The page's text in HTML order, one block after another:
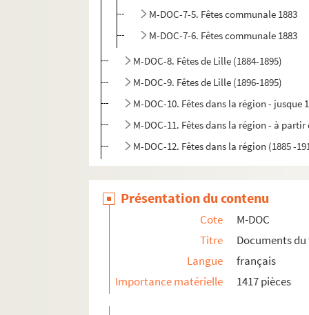
M-DOC-7-5. Fêtes communale 1883
M-DOC-7-6. Fêtes communale 1883
M-DOC-8. Fêtes de Lille (1884-1895)
M-DOC-9. Fêtes de Lille (1896-1895)
M-DOC-10. Fêtes dans la région - jusque
M-DOC-11. Fêtes dans la région - à partir
M-DOC-12. Fêtes dans la région (1885 -
Présentation du contenu
Cote
M-DOC
Titre
Documents
Langue
français
Importance matérielle
1417 pièces